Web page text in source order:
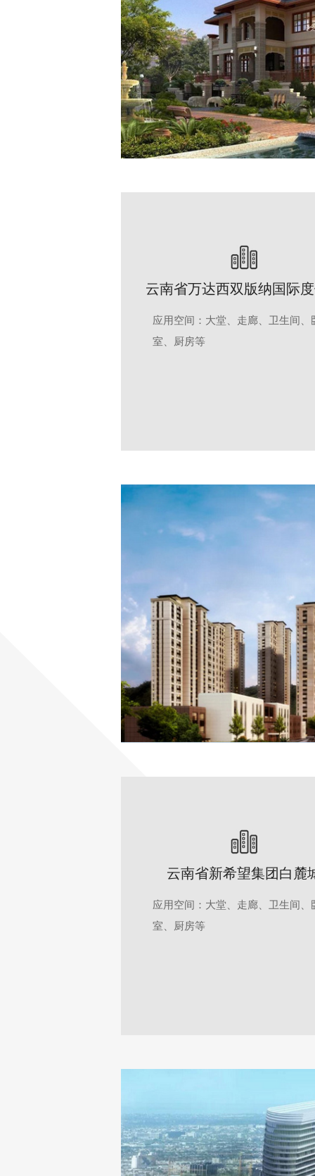
云南省万达西双版纳国际
应用空间：大堂、走廊、卫生间、
室、厨房等
云南省新希望集团白麓
应用空间：大堂、走廊、卫生间、
室、厨房等